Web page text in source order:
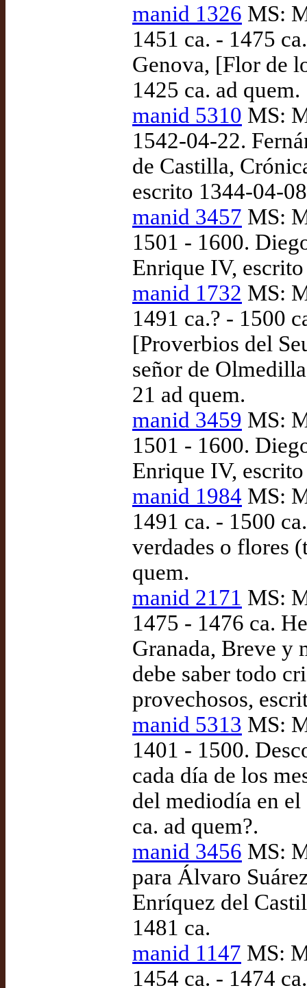
manid 1326 MS:
1451 ca. - 1475
Genova, [Flor de
1425 ca. ad quem.
manid 5310 MS:
1542-04-22.
de Castilla,
escrito 1344-04-
manid 3457 MS:
1501 - 1600.
Enrique IV,
manid 1732 MS:
1491 ca.? - 1500
[Proverbios del
señor de
21 ad quem.
manid 3459 MS:
1501 - 1600.
Enrique IV,
manid 1984 MS:
1491 ca. - 1500
verdades o flores
quem.
manid 2171 MS:
1475 - 1476 ca.
Granada, Breve y
debe saber todo
provechosos,
manid 5313 MS:
1401 - 1500.
cada día de los
del mediodía en
ca. ad quem?.
manid 3456 MS:
para Álvaro
Enríquez del
1481 ca.
manid 1147 MS:
1454 ca. - 1474